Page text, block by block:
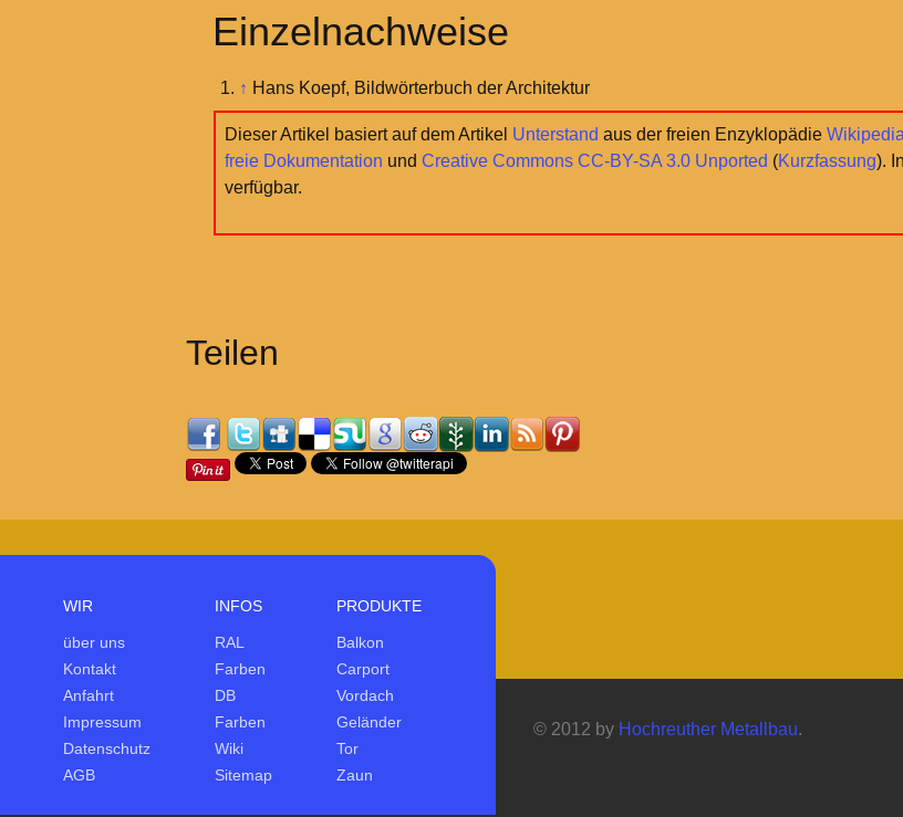
Einzelnachweise
↑ Hans Koepf, Bildwörterbuch der Architektur
Dieser Artikel basiert auf dem Artikel Unterstand aus der freien Enzyklopädie Wikipedia
freie Dokumentation und Creative Commons CC-BY-SA 3.0 Unported (Kurzfassung).
verfügbar.
Teilen
WIR
über uns
Kontakt
Anfahrt
Impressum
Datenschutz
AGB
INFOS
RAL
Farben
DB
Farben
Wiki
Sitemap
PRODUKTE
Balkon
Carport
Vordach
Geländer
Tor
Zaun
© 2012 by Hochreuther Metallbau.